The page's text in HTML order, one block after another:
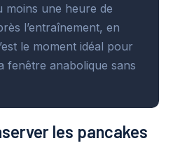
moins une heure de
l’entraînement, en
le moment idéal pour
fenêtre anabolique sans
les pancakes